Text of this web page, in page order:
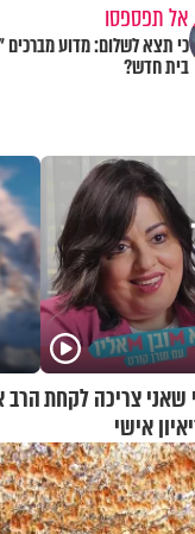
אל תפספסו
כי תצא לשלום: מדוע מברכים
בית חדש?
שאני צריכה לקחת
אישי
הרב